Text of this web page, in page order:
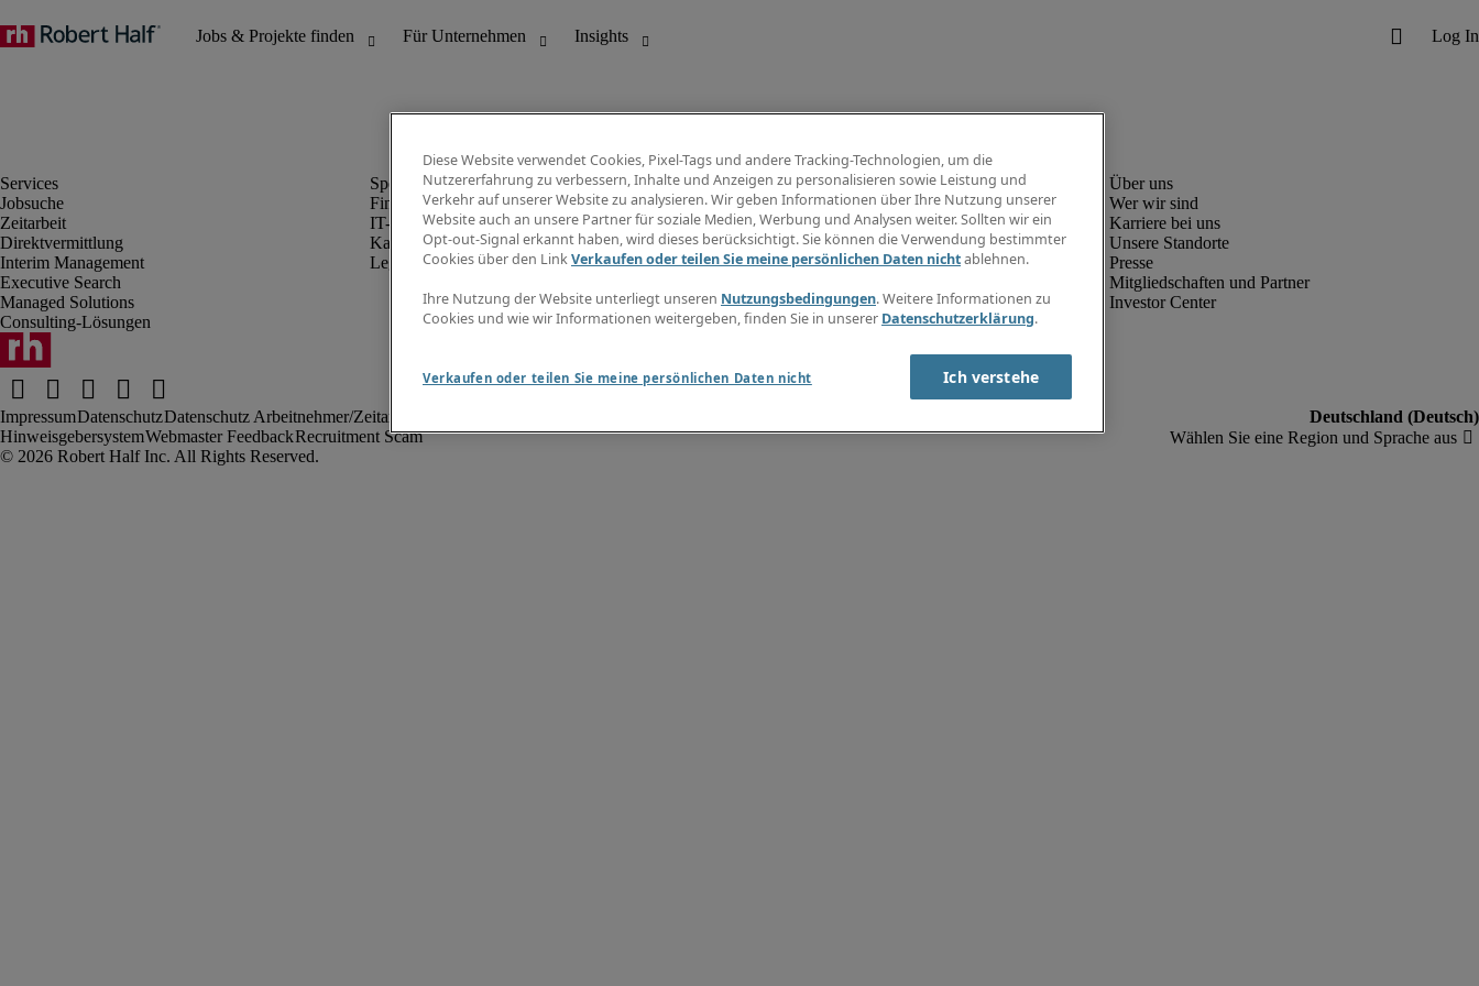
Jobsuche
Zeitarbeit
Direktvermittlung
Interim Management
Executive Search
Managed Solutions
Consulting-Lösungen
Finanz- & Rechnungswesen
IT-Bereich
Kaufmännischer Bereich
Legal
Info Center
Jobübersicht
Gehaltsübersicht
E-Learning
Wer wir sind
Karriere bei uns
Unsere Standorte
Presse
Mitgliedschaften und Partner
Investor Center
ImpressumDatenschutzDatenschutz Arbeitnehmer/Zeitarbeitskräfte
HinweisgebersystemWebmaster FeedbackRecruitment Scam
Diese Website verwendet Cookies, Pixel-Tags und andere Tracking-Technologien, um die
Nutzererfahrung zu verbessern, Inhalte und Anzeigen zu personalisieren sowie Leistung und
Verkehr auf unserer Website zu analysieren. Wir geben Informationen über Ihre Nutzung unserer
Website auch an unsere Partner für soziale Medien, Werbung und Analysen weiter. Sollten wir ein
Opt-out-Signal erkannt haben, wird dieses berücksichtigt. Sie können die Verwendung bestimmter
Cookies über den LinkVerkaufen oder teilen Sie meine persönlichen Daten nichtablehnen.
Ihre Nutzung der Website unterliegt unseren Nutzungsbedingungen. Weitere Informationen zu
Cookies und wie wir Informationen weitergeben, finden Sie in unserer Datenschutzerklärung.
Verkaufen oder teilen Sie meine persönlichen Daten nicht Ich verstehe